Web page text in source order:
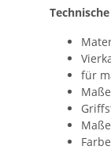
für